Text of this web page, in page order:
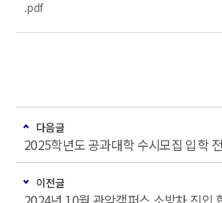
.pdf
다음글
이전글